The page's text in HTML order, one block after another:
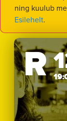
ning kuulub
Esilehelt.
R